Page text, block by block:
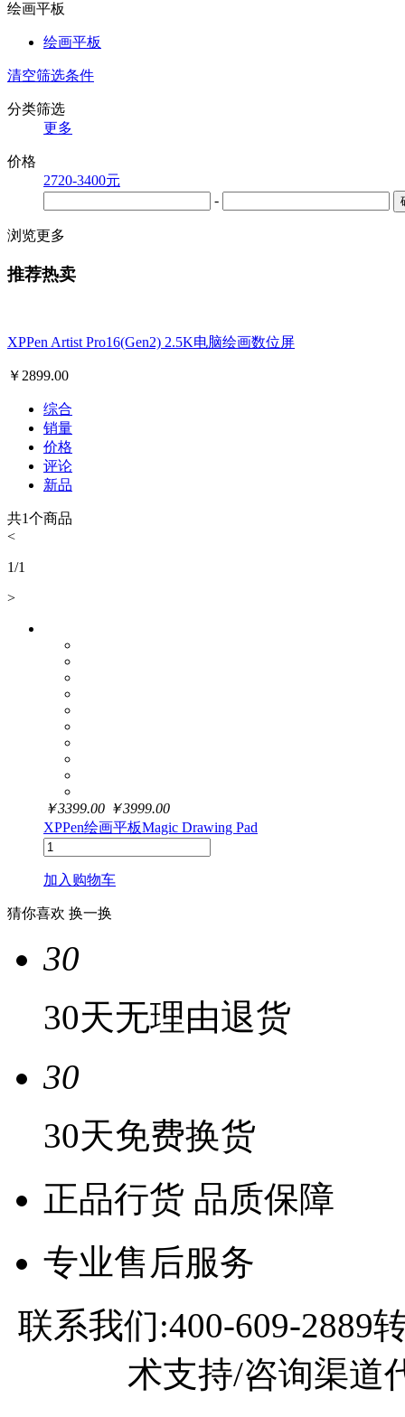
绘画平板
绘画平板
清空筛选条件
分类筛选
更多
价格
2720-3400元
-
浏览更多
推荐热卖
XPPen Artist Pro16(Gen2) 2.5K电脑绘画数位屏
￥2899.00
综合
销量
价格
评论
新品
共1个商品
<
1/1
>
￥3399.00 ￥3999.00
XPPen绘画平板Magic Drawing Pad
加入购物车
猜你喜欢 换一换
30
30天无理由退货
30
30天免费换货
正品行货 品质保障
专业售后服务
联系我们:400-609-2889
术支持/咨询渠道